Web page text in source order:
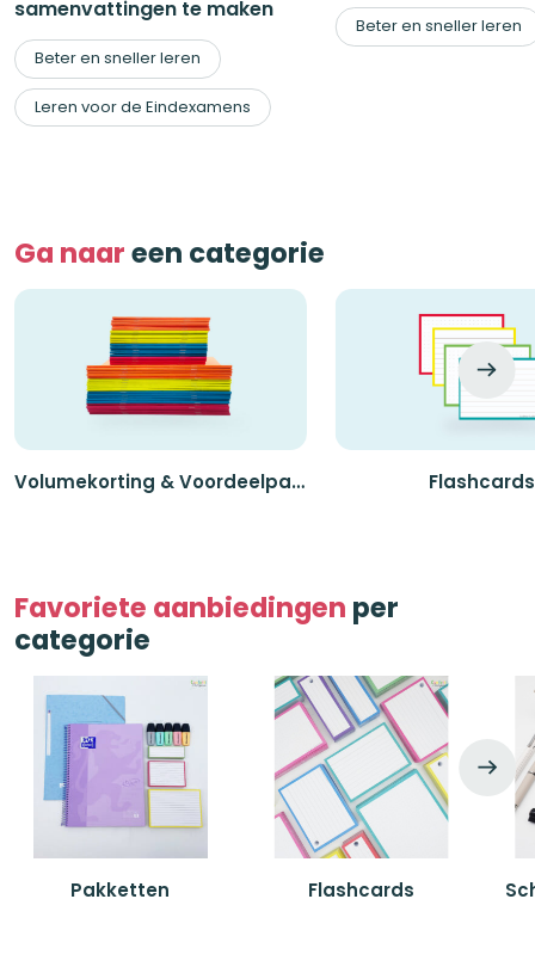
samenvattingen te maken
Beter en sneller leren
Leren voor de Eindexamens
Beter en sneller leren
Ga naareen categorie
Volumekorting & Voordeelpakketten Flashcards
Favoriete aanbiedingen per
categorie
Pakketten Flashcards